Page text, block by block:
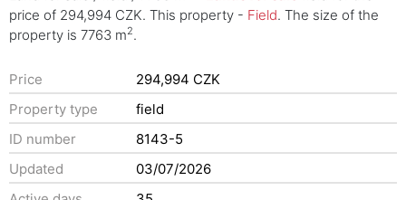
price of 294,994 CZK. This property - Field. The size of the
property is 7763 m2.
Price
294,994 CZK
Property type
field
ID number
8143-5
Updated
03/07/2026